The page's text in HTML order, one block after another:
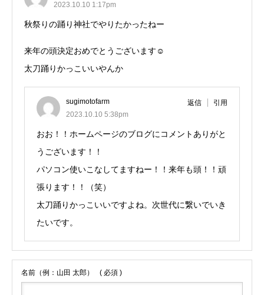
2023.10.10 1:17pm
秋祭りの踊り神社でやりたかったねー
来年の頭決定おめでとうございます☺️
太刀踊りかっこいいやんか
sugimotofarm
2023.10.10 5:38pm
返信 引用
おお！！ホームページのブログにコメントありがと
うございます！！
パソコン使いこなしてますねー！！来年も頭！！頑
張ります！！（笑）
太刀踊りかっこいいですよね。次世代に繋いでいき
たいです。
名前（例：山田 太郎） ( 必須 )